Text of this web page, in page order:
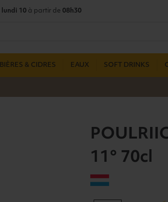
lundi 10 à partir de 08h30
BIÈRES & CIDRES EAUX SOFT DRINKS
11° 70cl